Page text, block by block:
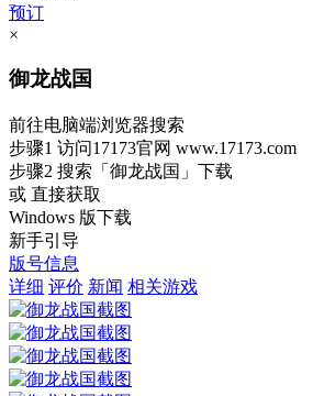
预订
×
御龙战国
前往电脑端浏览器搜索
步骤1 访问17173官网 www.17173.com
步骤2 搜索 「御龙战国」 下载
或 直接获取
Windows 版下载
新手引导
版号信息
详细 评价 新闻 相关游戏